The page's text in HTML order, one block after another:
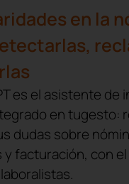
en la
es el asistente de
en tugesto:
dudas sobre
facturación, con